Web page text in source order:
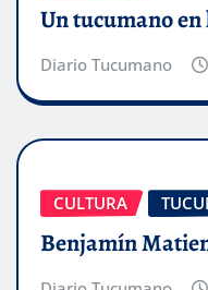
Un tucumano
Diario Tucumano
CULTURA
Benjamín